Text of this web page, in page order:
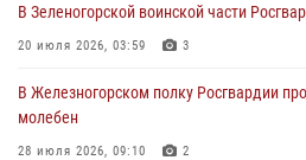
В Зеленогорской воинской части
20 июля 2026, 03:59 3
В Железногорском полку Росгвардии
молебен
28 июля 2026, 09:10 2